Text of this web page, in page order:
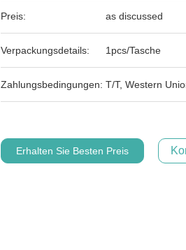
Preis: as discussed
Verpackungsdetails: 1pcs/Tasche
Zahlungsbedingungen: T/T, Western
Erhalten Sie Besten Preis